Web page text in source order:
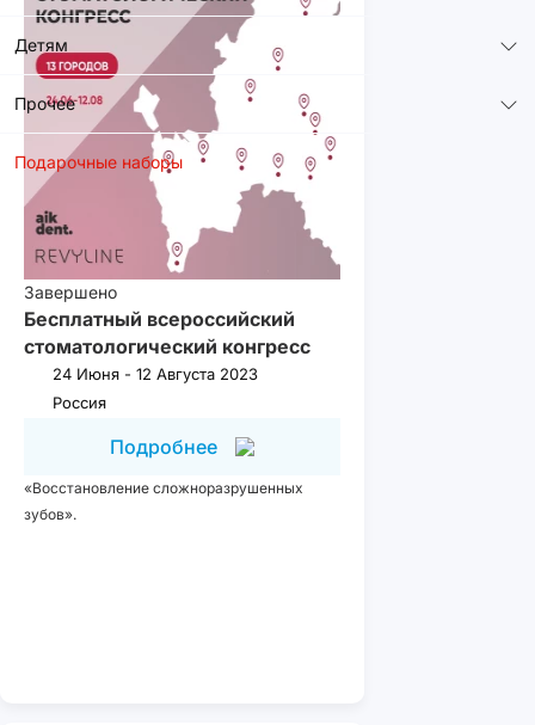
Детям
Прочее
Подарочные наборы
Завершено
Бесплатный всероссийский
стоматологический конгресс
24 Июня - 12 Августа 2023
Россия
Подробнее
«Восстановление сложноразрушенных
зубов».